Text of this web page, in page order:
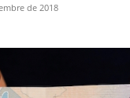
de 2018